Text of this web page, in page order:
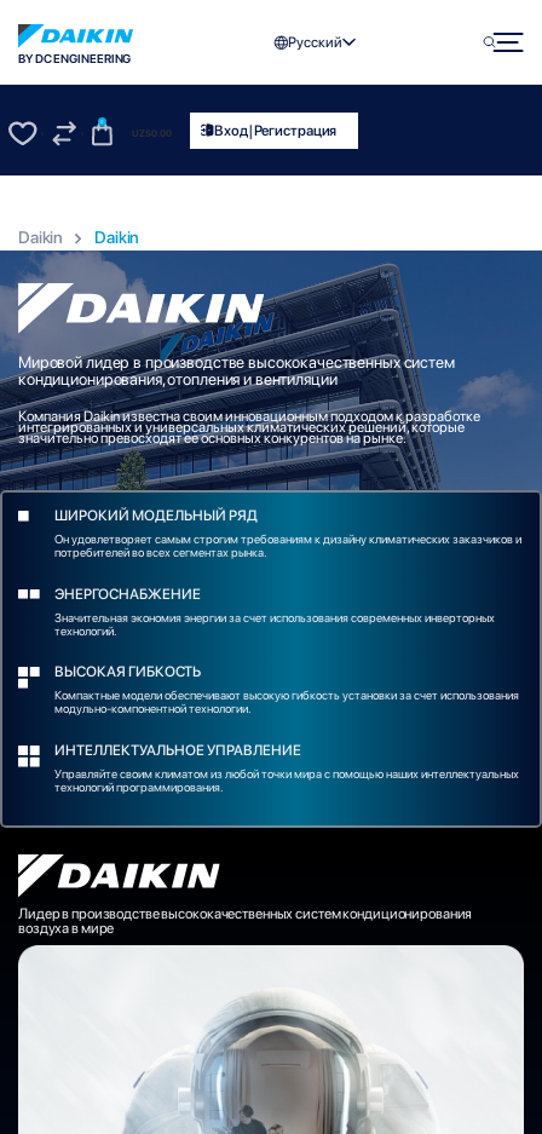
BY DC ENGINEERING
Русский
0
UZS0.00 Вход|Регистрация
Daikin Daikin
Мировой лидер в производстве высококачественных систем
кондиционирования, отопления и вентиляции
Компания Daikin известна своим инновационным подходом к разработке
интегрированных и универсальных климатических решений, которые
значительно превосходят ее основных конкурентов на рынке.
ШИРОКИЙ МОДЕЛЬНЫЙ РЯД
Он удовлетворяет самым строгим требованиям к дизайну климатических заказчиков и
потребителей во всех сегментах рынка.
ЭНЕРГОСНАБЖЕНИЕ
Значительная экономия энергии за счет использования современных инверторных
технологий.
ВЫСОКАЯ ГИБКОСТЬ
Компактные модели обеспечивают высокую гибкость установки за счет использования
модульно-компонентной технологии.
ИНТЕЛЛЕКТУАЛЬНОЕ УПРАВЛЕНИЕ
Управляйте своим климатом из любой точки мира с помощью наших интеллектуальных
технологий программирования.
Лидер в производстве высококачественных систем кондиционирования
воздуха в мире